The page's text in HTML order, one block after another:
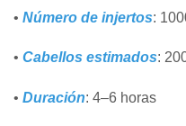
• Número de injertos:
• Cabellos estimados:
• Duración: 4–6 horas